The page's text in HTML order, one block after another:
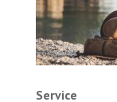
Service